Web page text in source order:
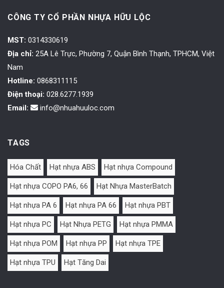
CÔNG TY CỔ PHẦN NHỰA HỮU LỘC
MST: 0314330619
Địa chỉ: 25A Lê Trực, Phường 7, Quận Bình Thạnh, TPHCM, Việt
Nam
Hotline: 0868311115
Điện thoại: 028.6277.1939
Email:
info@nhuahuuloc.com
TAGS
Hóa Chất Hạt nhựa ABS Hạt nhựa Compound
Hạt nhựa COPO PA6, 66 Hạt Nhựa MasterBatch
Hạt nhựa PA 6 Hạt nhựa PA 66 Hạt nhựa PBT
Hạt nhựa PC Hạt Nhựa PETG Hạt nhựa PMMA
Hạt nhựa POM Hạt nhựa PP Hạt nhựa TPE
Hạt nhựa TPU Hạt Tăng Dai